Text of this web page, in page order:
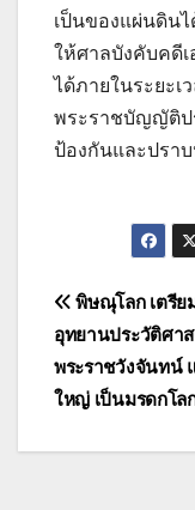
เป็นของแผ่นดิน
ให้ศาลบังคับคดี
ได้ภายในระยะ
พระราชบัญญัติป
ป้องกันและปรา
แนะแนว
เรื่อง
พิษณุโลก เตรีย
อุทยานประวัติศา
พระราชวังจันทน์
ใหญ่ เป็นมรดกโล